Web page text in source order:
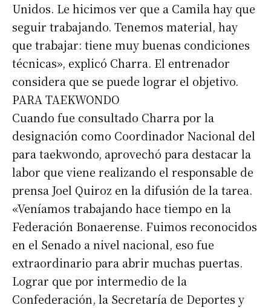
Unidos. Le hicimos ver que a Camila hay que
seguir trabajando. Tenemos material, hay
que trabajar: tiene muy buenas condiciones
técnicas», explicó Charra. El entrenador
considera que se puede lograr el objetivo.
PARA TAEKWONDO
Cuando fue consultado Charra por la
designación como Coordinador Nacional del
para taekwondo, aprovechó para destacar la
labor que viene realizando el responsable de
prensa Joel Quiroz en la difusión de la tarea.
«Veníamos trabajando hace tiempo en la
Federación Bonaerense. Fuimos reconocidos
en el Senado a nivel nacional, eso fue
extraordinario para abrir muchas puertas.
Lograr que por intermedio de la
Confederación, la Secretaría de Deportes y